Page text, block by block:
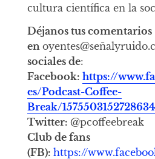
cultura científica en la
Déjanos tus comentarios
en
sociales de:
Facebook: https://
es/Podcast-Coffee-
Break/
Twitter: @pcoffeebreak
Club de fans
(FB): https://